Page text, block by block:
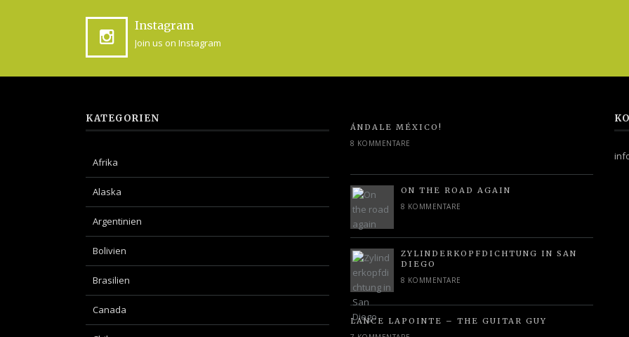
Instagram
Join us on Instagram
KATEGORIEN
Afrika
Alaska
Argentinien
Bolivien
Brasilien
Canada
ÁNDALE MÉXICO!
8 KOMMENTARE
ON THE ROAD AGAIN
8 KOMMENTARE
ZYLINDERKOPFDICHTUNG IN SAN
DIEGO
8 KOMMENTARE
LANCE LAPOINTE – THE GUITAR GUY